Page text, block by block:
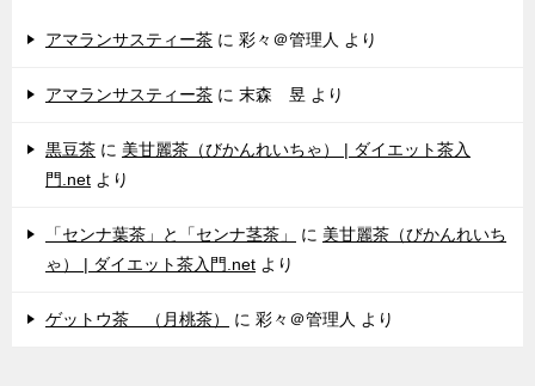
アマランサスティー茶 に 彩々＠管理人 より
アマランサスティー茶 に 末森 昱 より
黒豆茶 に 美甘麗茶（びかんれいちゃ） | ダイエット茶入
門.net より
「センナ葉茶」と「センナ茎茶」 に 美甘麗茶（びかんれいち
ゃ） | ダイエット茶入門.net より
ゲットウ茶 （月桃茶） に 彩々＠管理人 より